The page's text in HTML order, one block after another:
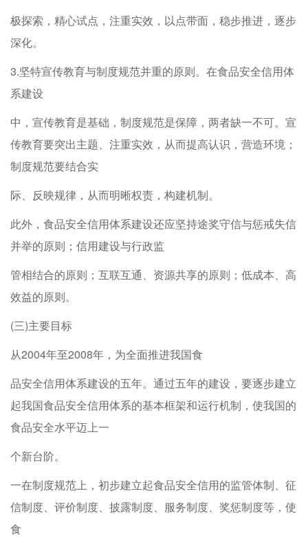
极探索，精心试点，注重实效，以点带面，稳步推进，逐步
深化。
3.坚特宣传教育与制度规范并重的原则。在食品安全信用体
系建设
中，宣传教育是基础，制度规范是保障，两者缺一不可。宣
传教育要突出主题、注重实效，从而提高认识，营造环境；
制度规范要结合实
际、反映规律，从而明晰权责，构建机制。
此外，食品安全信用体系建设还应坚持途奖守信与惩戒失信
并举的原则；信用建设与行政监
管相结合的原则；互联互通、资源共享的原则；低成本、高
效益的原则。
(三)主要目标
从2004年至2008年，为全面推进我国食
品安全信用体系建设的五年。通过五年的建设，要逐步建立
起我国食品安全信用体系的基本框架和运行机制，使我国的
食品安全水平迈上一
个新台阶。
一在制度规范上，初步建立起食品安全信用的监管体制、征
信制度、评价制度、披露制度、服务制度、奖惩制度等，使
食